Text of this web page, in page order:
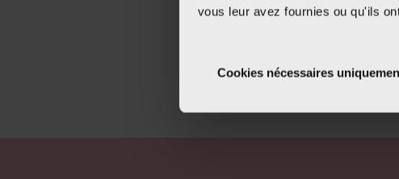
vous leur avez fournies ou qu'ils
Cookies nécessaires